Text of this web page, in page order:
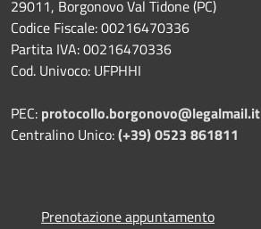
29011, Borgonovo Val Tidone (PC)
Codice Fiscale: 00216470336
Partita IVA: 00216470336
Cod. Univoco: UFPHHI
PEC: protocollo.borgonovo@legalmail.it
Centralino Unico:(+39) 0523 861811
Prenotazione appuntamento